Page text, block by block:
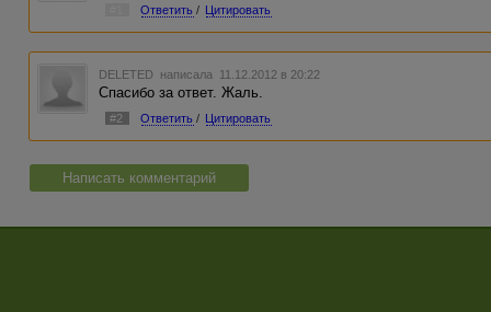
Ответить / Цитировать
DELETED написала 11.12.2012 в 20:22
Спасибо за ответ. Жаль.
#2 Ответить / Цитировать
Написать комментарий